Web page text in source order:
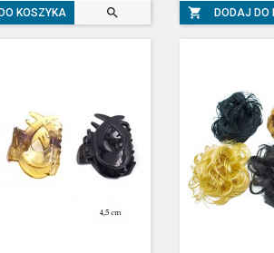
KOSZYKA   DODAJ DO